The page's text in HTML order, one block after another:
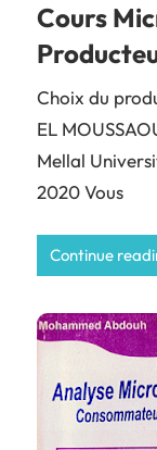
Cours
Choix du
EL
Mellal
2020 Vous
Continue